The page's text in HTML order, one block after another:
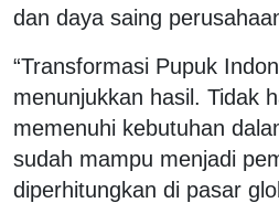
dan daya saing
“Transformasi Pupuk
menunjukkan hasil. Tidak
memenuhi kebutuhan
sudah mampu menjadi
diperhitungkan di pasar